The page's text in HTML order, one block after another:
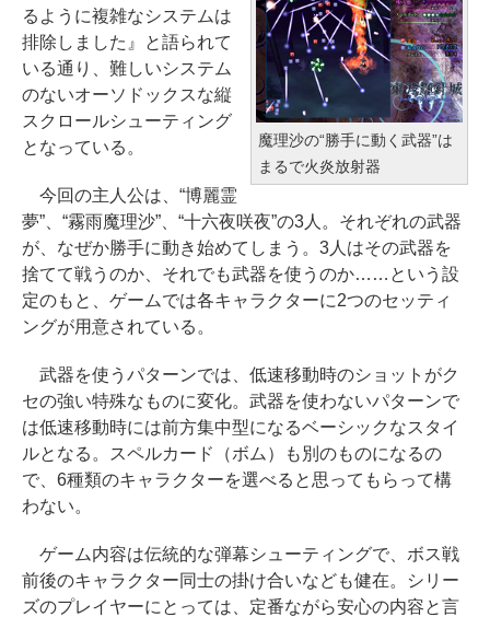
【Amazon.co.jp限定】 HP ノート
パソコン 15-fd 15.6インチ 16GB
メモリ 512GB SSD インテル Core
5
￥129,800
FMV ノートパソコン WE1-K3 (MS
365 Personal/Copilotキー搭載/Wi
n 11/15.6型/Core i5/16GB/SSD 51
￥139,880
￥39,582
Windows版 | Minecraft (マインク
ラフト): Java & Bedrock Edition
| オンラインコード版
￥3,600
FM TOWNS ハイパー・カタログ:
本体ハードウェア・市販ソフトウ
ェアのパーフェクトリストと最新
エミュレータ紹介
ディスプレイ、色調調節ライト、
最大8週間持続バッテリー、広告無
し、ブラック (2025年発売)
￥31,980
New Amazon Kindle Scribe Color
soft | 11インチカラーディスプレ
イ、64GBストレージ、ノート機能
搭載、明るさ自動調整、色調調節
ライト、プレミアムペン付き、グ
￥115,980
魔理沙の“勝手に動く武器”は
まるで火炎放射器
るように複雑なシステムは
排除しました』と語られて
いる通り、難しいシステム
のないオーソドックスな縦
スクロールシューティング
となっている。
今回の主人公は、“博麗霊
夢”、“霧雨魔理沙”、“十六夜咲夜”の3人。それぞれの武器
が、なぜか勝手に動き始めてしまう。3人はその武器を
捨てて戦うのか、それでも武器を使うのか……という設
定のもと、ゲームでは各キャラクターに2つのセッティ
ングが用意されている。
武器を使うパターンでは、低速移動時のショットがク
セの強い特殊なものに変化。武器を使わないパターンで
は低速移動時には前方集中型になるベーシックなスタイ
ルとなる。スペルカード（ボム）も別のものになるの
で、6種類のキャラクターを選べると思ってもらって構
わない。
ゲーム内容は伝統的な弾幕シューティングで、ボス戦
前後のキャラクター同士の掛け合いなども健在。シリー
ズのプレイヤーにとっては、定番ながら安心の内容と言